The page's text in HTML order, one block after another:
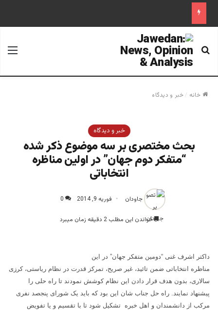
جستجو برای
خانه /خبر و دیدگاه
خبر و دیدگاه
بحث مختصری بر سه موضوع ذکر شده
“متفکر دوم جهان” در اولین مناظره
انتخاباتی
جاودان فوریه 9, 2014 0
خواندن این مطلب 2 دقیقه زمان میبرد
داکتر اشرف غنی “دومین متفکر جهان” در این
مناظره انتخاباتی ضمن تائید، غیر صریح، تمرکز قدرت در نظام ریاستی، کرزی
سالاری، بدون هدف قرار دادن این نظام کوشش نمودند تا راه حلی را
پیشنهاد نمایند. راه حل جناب شان این بود که باید یک شورای پنجصد نفری
مرکب از دانشمندان و اهل خبره تشکیل شود تا با تقسیم و یا تفویض